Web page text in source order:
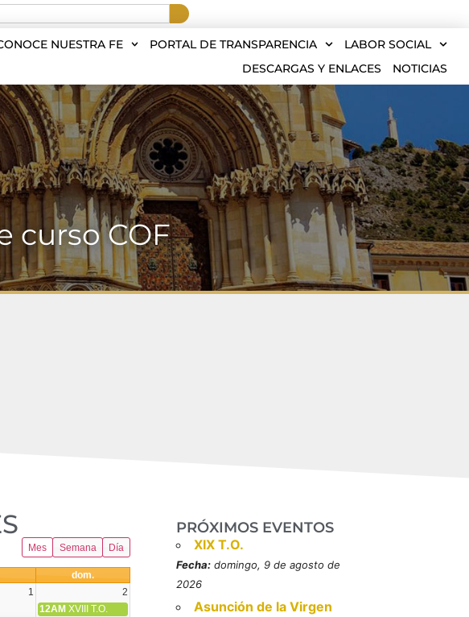
NUESTRA FE PORTAL DE TRANSPARENCIA
LABOR SOCIAL
DESCARGAS Y ENLACES
NOTICIAS
curso COF
Mes Semana Día
dom.
1
2
12AM XVIII T.O.
PRÓXIMOS EVENTOS
XIX T.O.
Fecha: domingo, 9 de agosto de
2026
Asunción de la Virgen